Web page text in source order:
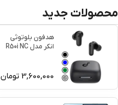
محصولات جدید
2
+
هدفون بلوتوثی
انکر مدل R50i NC
3,600,000 تومان